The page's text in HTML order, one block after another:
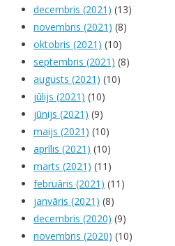
decembris (2021) (13)
novembris (2021) (8)
oktobris (2021) (10)
septembris (2021) (8)
augusts (2021) (10)
jūlijs (2021) (10)
jūnijs (2021) (9)
maijs (2021) (10)
aprīlis (2021) (10)
marts (2021) (11)
februāris (2021) (11)
janvāris (2021) (8)
decembris (2020) (9)
novembris (2020) (10)